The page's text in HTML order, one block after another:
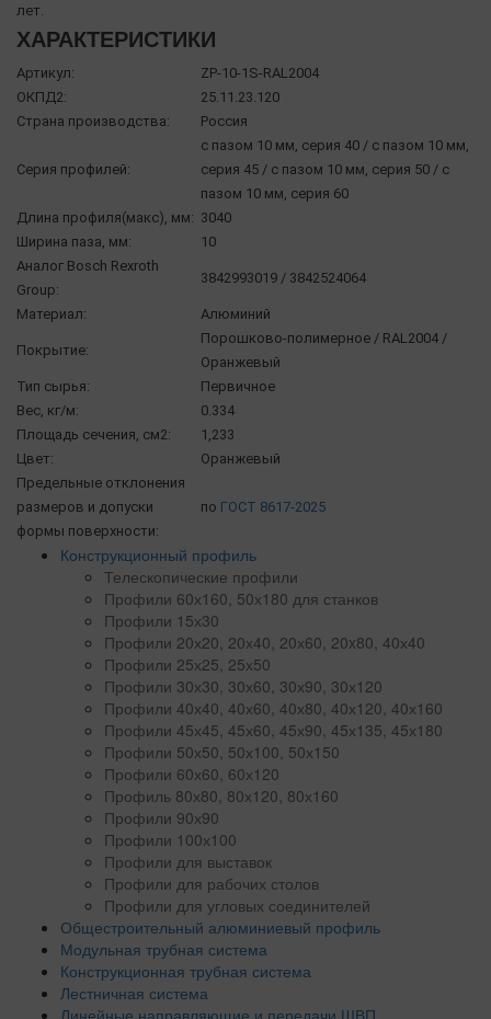
лет.
ХАРАКТЕРИСТИКИ
Артикул:
ZP-10-1S-RAL2004
ОКПД2:
25.11.23.120
Страна производства:
Россия
Серия профилей:
с пазом 10 мм, серия 40 / с пазом 10 мм,
серия 45 / с пазом 10 мм, серия 50 / с
пазом 10 мм, серия 60
Длина профиля(макс), мм: 3040
Ширина паза, мм:
10
Аналог Bosch Rexroth
Group:
3842993019 / 3842524064
Материал: Алюминий
Покрытие:
Порошково-полимерное / RAL2004 /
Оранжевый
Тип сырья:
Первичное
Вес, кг/м:
0.334
Площадь сечения, см2:
1,233
Цвет:
Оранжевый
Предельные отклонения
размеров и допуски
формы поверхности:
по ГОСТ 8617-2025
Конструкционный профиль
Телескопические профили
Профили 60х160, 50х180 для станков
Профили 15х30
Профили 20х20, 20х40, 20х60, 20x80, 40х40
Профили 25х25, 25х50
Профили 30х30, 30х60, 30х90, 30х120
Профили 40х40, 40х60, 40х80, 40х120, 40х160
Профили 45х45, 45х60, 45х90, 45х135, 45х180
Профили 50х50, 50х100, 50х150
Профили 60х60, 60х120
Профиль 80х80, 80х120, 80х160
Профили 90х90
Профили 100х100
Профили для выставок
Профили для рабочих столов
Профили для угловых соединителей
Общестроительный алюминиевый профиль
Модульная трубная система
Конструкционная трубная система
Лестничная система
Линейные направляющие и передачи ШВП